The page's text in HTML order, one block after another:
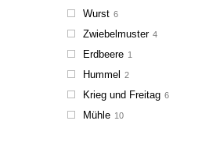
Wurst 6
Zwiebelmuster 4
Erdbeere 1
Hummel 2
Krieg und Freitag 6
Mühle 10